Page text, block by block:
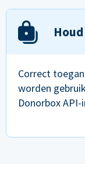
Correct
worden
Donorbox